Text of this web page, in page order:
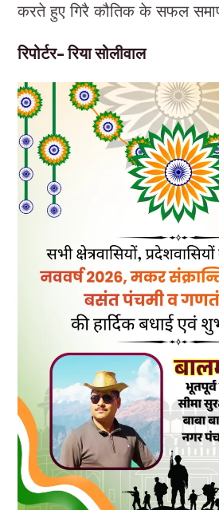
करते हुए गिरै कौतिक के सफल
रिपोर्टर- रिया सोलीवाल